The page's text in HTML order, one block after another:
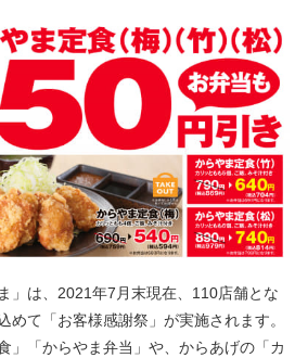
」は、2021年7月末現在、110店舗とな
めて「お客様感謝祭」が実施されます。
」「からやま弁当」や、からあげの「カ